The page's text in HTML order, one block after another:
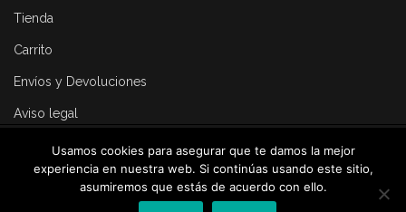
Tienda
Carrito
Envíos y Devoluciones
Aviso legal
© 2025 Pregostyling. All Rights Reserved. Developed by
Dirk
Usamos cookies para asegurar que te damos la mejor
experiencia en nuestra web. Si continúas usando este sitio,
asumiremos que estás de acuerdo con ello.